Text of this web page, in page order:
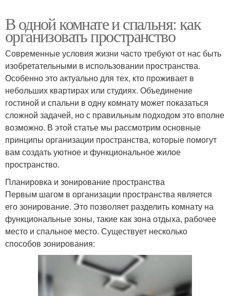
В одной комнате и спальня: как
организовать пространство
Современные условия жизни часто требуют от нас быть
изобретательными в использовании пространства.
Особенно это актуально для тех, кто проживает в
небольших квартирах или студиях. Объединение
гостиной и спальни в одну комнату может показаться
сложной задачей, но с правильным подходом это вполне
возможно. В этой статье мы рассмотрим основные
принципы организации пространства, которые помогут
вам создать уютное и функциональное жилое
пространство.
Планировка и зонирование пространства
Первым шагом в организации пространства является
его зонирование. Это позволяет разделить комнату на
функциональные зоны, такие как зона отдыха, рабочее
место и спальное место. Существует несколько
способов зонирования: